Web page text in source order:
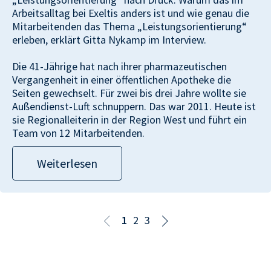
Arbeitsalltag bei Exeltis anders ist und wie genau die
Mitarbeitenden das Thema „Leistungsorientierung“
erleben, erklärt Gitta Nykamp im Interview.
Die 41-Jährige hat nach ihrer pharmazeutischen
Vergangenheit in einer öffentlichen Apotheke die
Seiten gewechselt. Für zwei bis drei Jahre wollte sie
Außendienst-Luft schnuppern. Das war 2011. Heute ist
sie Regionalleiterin in der Region West und führt ein
Team von 12 Mitarbeitenden.
Weiterlesen
1 2 3